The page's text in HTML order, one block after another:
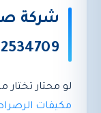
شركة
0582534709 /
لو محتار
مكيفات